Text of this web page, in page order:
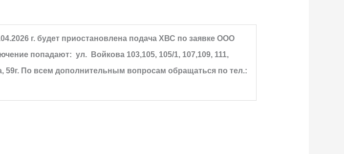
г. будет приостановлена подача ХВС по заявке ООО
попадают: ул. Войкова 103,105, 105/1, 107,109, 111,
59г. По всем дополнительным вопросам обращаться по тел.: